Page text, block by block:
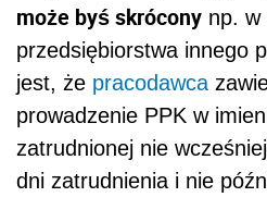
może byś skrócony np. w
przedsiębiorstwa innego
jest, że pracodawca
prowadzenie PPK w
zatrudnionej nie
dni zatrudnienia i nie